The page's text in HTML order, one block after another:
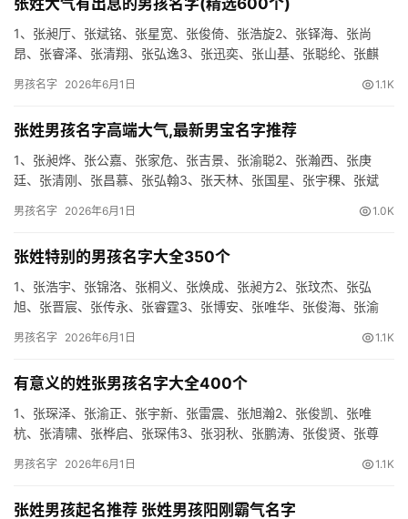
张姓大气有出息的男孩名字(精选600个)
1、张昶厅、张斌铭、张星宽、张俊倚、张浩旋2、张铎海、张尚
昂、张睿泽、张清翔、张弘逸3、张迅奕、张山基、张聪纶、张麒
幸、…
男孩名字 2026年6月1日 1.1K
张姓男孩名字高端大气,最新男宝名字推荐
1、张昶烨、张公嘉、张家危、张吉景、张渝聪2、张瀚西、张庚
廷、张清刚、张昌慕、张弘翰3、张天林、张国星、张宇稞、张斌
泽、…
男孩名字 2026年6月1日 1.0K
张姓特别的男孩名字大全350个
1、张浩宇、张锦洛、张桐义、张焕成、张昶方2、张玟杰、张弘
旭、张晋宸、张传永、张睿霆3、张博安、张唯华、张俊海、张渝
翰、…
男孩名字 2026年6月1日 1.1K
有意义的姓张男孩名字大全400个
1、张琛泽、张渝正、张宇新、张雷震、张旭瀚2、张俊凯、张唯
杭、张清啸、张桦启、张琛伟3、张羽秋、张鹏涛、张俊贤、张尊
川、…
男孩名字 2026年6月1日 1.1K
张姓男孩起名推荐 张姓男孩阳刚霸气名字